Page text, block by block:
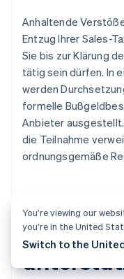
Anhaltende
Entzug Ihrer Sales-
Sie bis zur Klärung
tätig sein dürfen. In
werden
formelle
Anbieter
die Teilnahme
ordnungsgemäße
So kann
You’re viewing our
you’re in the United
Switch to the